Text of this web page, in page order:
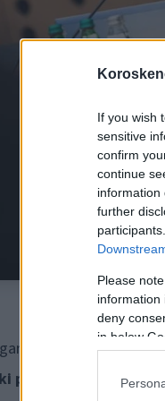
If you wish
sensitive
confirm
continue
information
further
Please
information
deny
in below
bi ukrepe lahko
potekajo v velikih